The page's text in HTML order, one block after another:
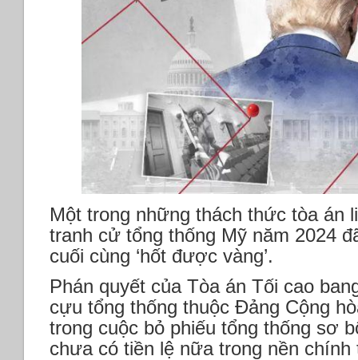
Một trong những thách thức tòa án
tranh cử tổng thống Mỹ năm 2024
cuối cùng ‘hốt được vàng’.
Phán quyết của Tòa án Tối cao
cựu tổng thống thuộc Đảng Cộng
trong cuộc bỏ phiếu tổng thống sơ
chưa có tiền lệ nữa trong nền